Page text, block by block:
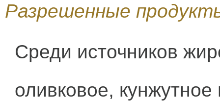
Разрешенные
Среди источников
оливковое,